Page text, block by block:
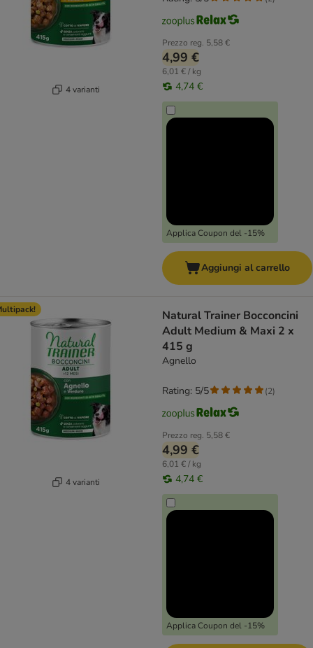
4 varianti
Prezzo reg. 5,58 €
4,99 €
6,01 € / kg
4,74 €
Applica Coupon del -15%
Aggiungi al carrello
4 varianti
Natural Trainer Bocconcini
Adult Medium & Maxi 2 x
415 g
Agnello
Prezzo reg. 5,58 €
4,99 €
6,01 € / kg
4,74 €
Applica Coupon del -15%
Rating: 5/5 (2)